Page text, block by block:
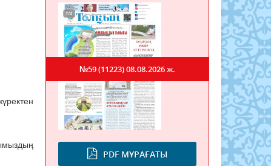
PDF МҰРАҒАТЫ
№59 (11223)08.08.2026 ж.